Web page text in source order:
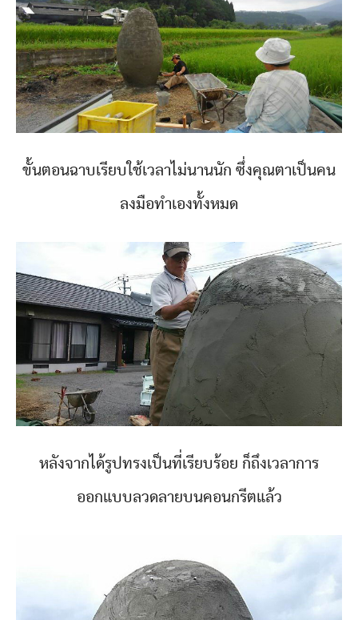
ขั้นตอนฉาบเรียบใช้เวลาไม่นานนัก ซึ่งคุณตาเป็นคน
ลงมือทำเองทั้งหมด
หลังจากได้รูปทรงเป็นที่เรียบร้อย ก็ถึงเวลาการ
ออกแบบลวดลายบนคอนกรีตแล้ว